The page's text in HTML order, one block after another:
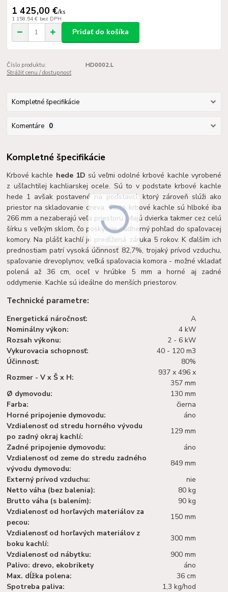
1 425,00 €/ks
1 158,54 € bez DPH
Pridať do košíka
Číslo produktu:
HD0002.L
Strážiť cenu / dostupnosť
Kompletné špecifikácie
Komentáre 0
Kompletné špecifikácie
Krbové kachle hede 1D sú veľmi odolné krbové kachle vyrobené
z ušľachtilej kachliarskej ocele. Sú to v podstate krbové kachle
hede 1 avšak postavené na podstavci, ktorý zároveň slúži ako
priestor na skladovanie dreva. Tieto krbové kachle sú hlboké iba
266 mm a nezaberajú veľa priestoru. Majú dvierka takmer cez celú
šírku s veľkým sklom, čo poskytuje nádherný pohľad do spaľovacej
komory. Na plášť kachlí je predĺžená záruka 5 rokov. K ďalším ich
prednostiam patrí vysoká účinnosť 82,7%, trojaký prívod vzduchu,
spaľovanie drevoplynov, veľká spaľovacia komora - možné vkladať
polená až 36 cm, oceľ v hrúbke 5 mm a horné aj zadné
oddymenie. Kachle sú ideálne do menších priestorov.
Technické parametre:
Energetická náročnosť:
A
Nominálny výkon:
4 kW
Rozsah výkonu:
2 - 6 kW
Vykurovacia schopnosť:
40 - 120 m3
Účinnosť:
80%
Rozmer - V x Š x H:
937 x 496 x
357 mm
Ø dymovodu:
130 mm
Farba:
čierna
Horné pripojenie dymovodu:
áno
Vzdialenosť od stredu horného vývodu
po zadný okraj kachlí:
129 mm
Zadné pripojenie dymovodu:
áno
Vzdialenosť od zeme do stredu zadného
vývodu dymovodu:
849 mm
Externý prívod vzduchu:
nie
Netto váha (bez balenia):
80 kg
Brutto váha (s balením):
90 kg
Vzdialenosť od horľavých materiálov za
pecou:
150 mm
Vzdialenosť od horľavých materiálov z
boku kachlí:
300 mm
Vzdialenosť od nábytku:
900 mm
Palivo: drevo, ekobrikety
áno
Max. dĺžka polena:
36 cm
Spotreba paliva:
1,3 kg/hod